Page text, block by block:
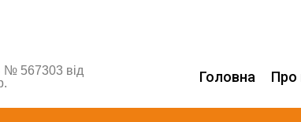
№ 567303 від
Головна Про